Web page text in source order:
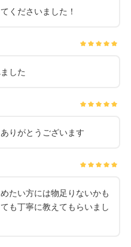
くださいました！
した
りがとうございます
たい方には物足りないかも
も丁寧に教えてもらいまし